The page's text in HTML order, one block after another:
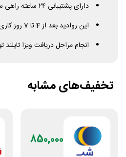
دارای پشتیبانی ۲۴ ساعته راهی سریع برای گرفتن ویزا
این روادید بعد از 4 تا 7 روز کاری آماده و ارسال می شود
انجام مراحل دریافت ویزا
تخفیف‌های مشابه
850,000